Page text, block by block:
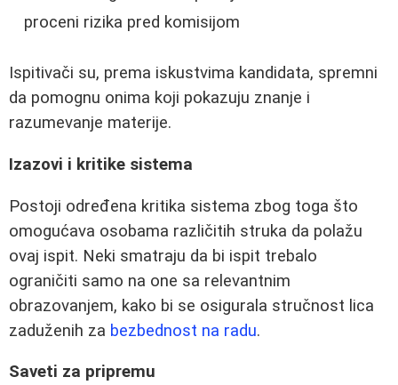
proceni rizika pred komisijom
Ispitivači su, prema iskustvima kandidata, spremni
da pomognu onima koji pokazuju znanje i
razumevanje materije.
Izazovi i kritike sistema
Postoji određena kritika sistema zbog toga što
omogućava osobama različitih struka da polažu
ovaj ispit. Neki smatraju da bi ispit trebalo
ograničiti samo na one sa relevantnim
obrazovanjem, kako bi se osigurala stručnost lica
zaduženih za bezbednost na radu.
Saveti za pripremu